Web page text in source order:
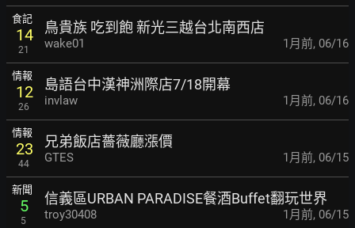
食記
14
21
鳥貴族 吃到飽 新光三越台北南西店
wake01 1月前, 06/16
情報
12
26
島語台中漢神洲際店7/18開幕
invlaw 1月前, 06/16
情報
23
44
兄弟飯店薔薇廳漲價
GTES 1月前, 06/15
新聞
5
5
信義區URBAN PARADISE餐酒Buffet翻玩世界
troy30408 1月前, 06/15